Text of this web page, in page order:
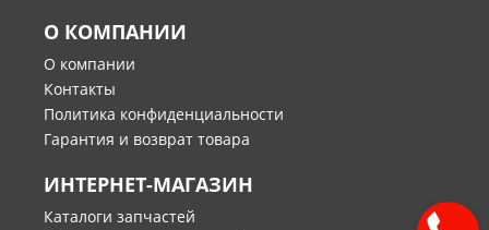
О КОМПАНИИ
О компании
Контакты
Политика конфиденциальности
Гарантия и возврат товара
ИНТЕРНЕТ-МАГАЗИН
Каталоги запчастей